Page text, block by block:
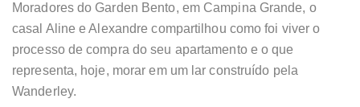
Moradores do Garden Bento, em Campina Grande, o
casal Aline e Alexandre compartilhou como foi viver o
processo de compra do seu apartamento e o que
representa, hoje, morar em um lar construído pela
Wanderley.